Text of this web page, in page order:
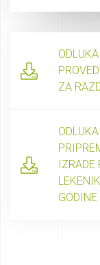
ZA
IZRADE
GODINE